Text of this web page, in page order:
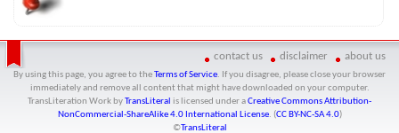
contact us disclaimer about us
By using this page, you agree to the Terms of Service. If you disagree, please close your browser
immediately and remove all content that might have downloaded on your computer.
TransLiteration Workby TransLiteral is licensed under aCreative Commons Attribution-
NonCommercial-ShareAlike 4.0 International License. (CC BY-NC-SA 4.0)
©TransLiteral